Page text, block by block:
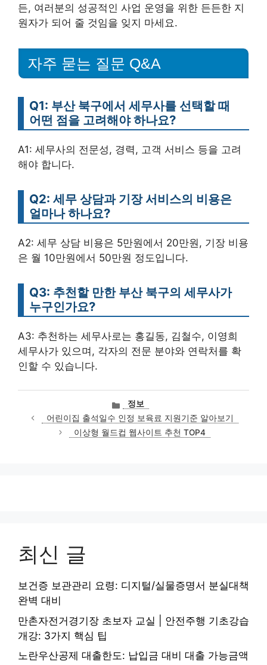
든, 여러분의 성공적인 사업 운영을 위한 든든한 지
원자가 되어 줄 것임을 잊지 마세요.
자주 묻는 질문 Q&A
Q1: 부산 북구에서 세무사를 선택할 때
어떤 점을 고려해야 하나요?
A1: 세무사의 전문성, 경력, 고객 서비스 등을 고려
해야 합니다.
Q2: 세무 상담과 기장 서비스의 비용은
얼마나 하나요?
A2: 세무 상담 비용은 5만원에서 20만원, 기장 비용
은 월 10만원에서 50만원 정도입니다.
Q3: 추천할 만한 부산 북구의 세무사가
누구인가요?
A3: 추천하는 세무사로는 홍길동, 김철수, 이영희
세무사가 있으며, 각자의 전문 분야와 연락처를 확
인할 수 있습니다.
카
테
고
리
정보
어린이집 출석일수 인정 보육료 지원기준 알아보기
이상형 월드컵 웹사이트 추천 TOP4
최신 글
보건증 보관관리 요령: 디지털/실물증명서 분실대책
완벽 대비
만촌자전거경기장 초보자 교실 | 안전주행 기초강습
개강: 3가지 핵심 팁
노란우산공제 대출한도: 납입금 대비 대출 가능금액